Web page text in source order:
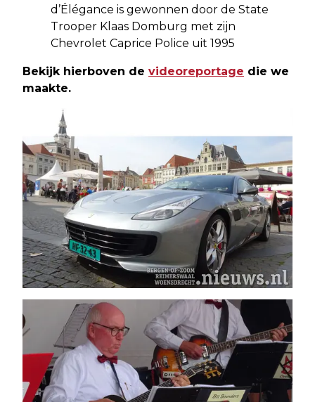
d’Élégance is gewonnen door de State
Trooper Klaas Domburg met zijn
Chevrolet Caprice Police uit 1995
Bekijk hierboven de videoreportage die we
maakte.